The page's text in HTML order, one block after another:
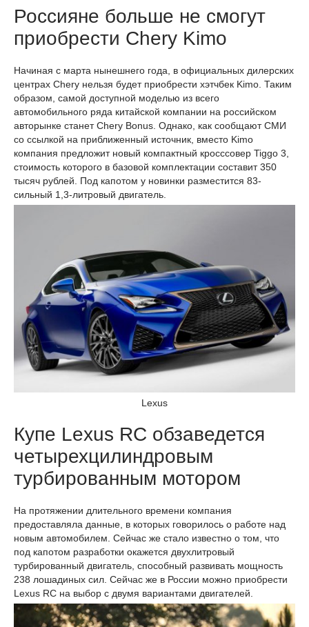
Россияне больше не смогут
приобрести Chery Kimo
Начиная с марта нынешнего года, в официальных дилерских
центрах Chery нельзя будет приобрести хэтчбек Kimo. Таким
образом, самой доступной моделью из всего
автомобильного ряда китайской компании на российском
авторынке станет Chery Bonus. Однако, как сообщают СМИ
со ссылкой на приближенный источник, вместо Kimo
компания предложит новый компактный кросссовер Tiggo 3,
стоимость которого в базовой комплектации составит 350
тысяч рублей. Под капотом у новинки разместится 83-
сильный 1,3-литровый двигатель.
Lexus
Купе Lexus RC обзаведется
четырехцилиндровым
турбированным мотором
На протяжении длительного времени компания
предоставляла данные, в которых говорилось о работе над
новым автомобилем. Сейчас же стало известно о том, что
под капотом разработки окажется двухлитровый
турбированный двигатель, способный развивать мощность
238 лошадиных сил. Сейчас же в России можно приобрести
Lexus RC на выбор с двумя вариантами двигателей.